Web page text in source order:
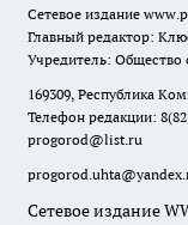
Сетевое издание
Главный редактор:
Учредитель: Общество
169309, Республика
Телефон редакции:
progorod@list.ru
Сетевое издание